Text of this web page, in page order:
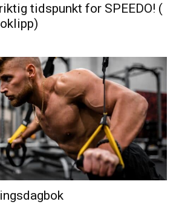
tidspunkt for SPEEDO! (